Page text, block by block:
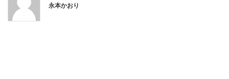
永本かおり